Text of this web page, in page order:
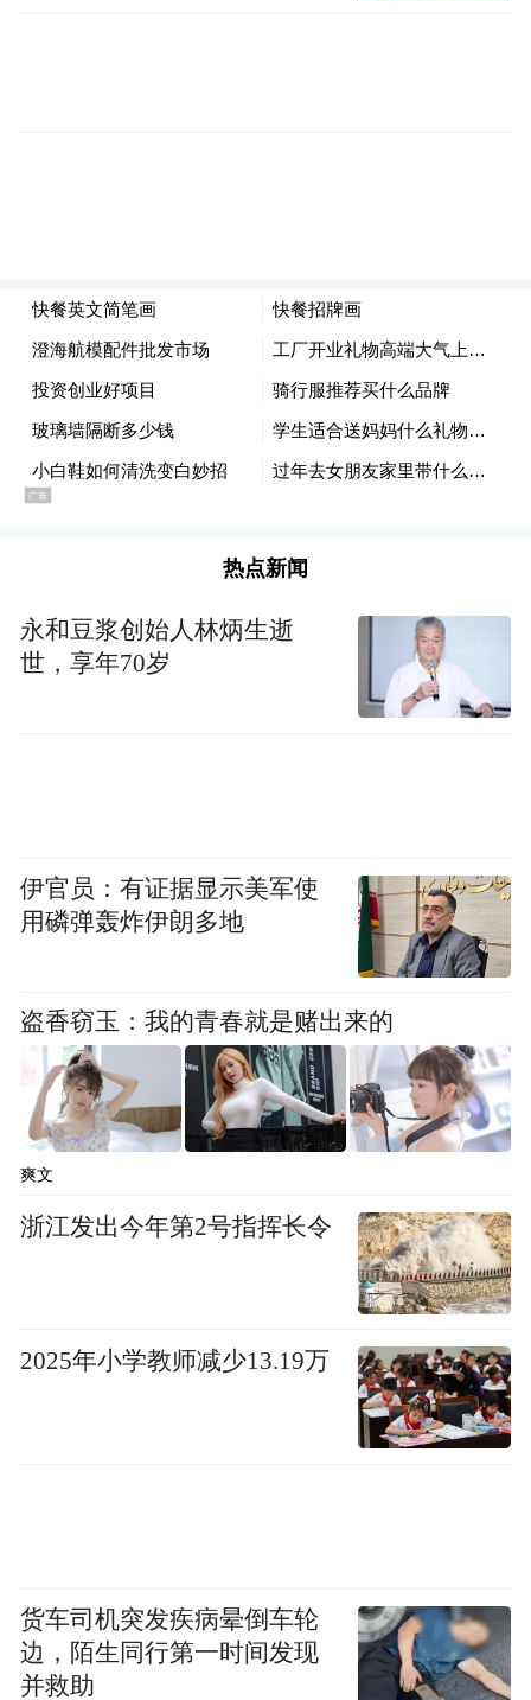
“特别声明：以上作品内容(包括在内的视频、图片或音
频)为凤凰网旗下自媒体平台“大风号”用户上传并发
布，本平台仅提供信息存储空间服务。
Notice: The content above (including the videos,
pictures and audios if any) is uploaded and posted
platform and merely provides information storage
热点新闻
永和豆浆创始人林炳生逝
世，享年70岁
伊官员：有证据显示美军使
用磷弹轰炸伊朗多地
盗香窃玉：我的青春就是赌出来的
爽文
浙江发出今年第2号指挥长令
2025年小学教师减少13.19万
货车司机突发疾病晕倒车轮
边，陌生同行第一时间发现
并救助